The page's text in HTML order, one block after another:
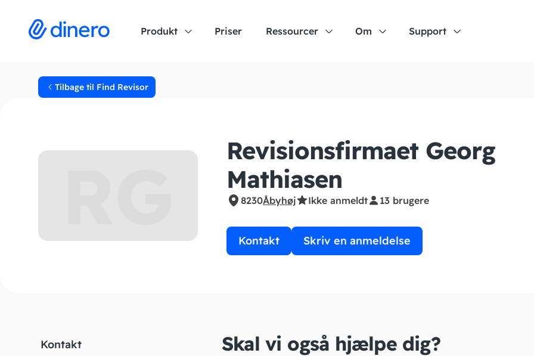
Produkt Priser Ressourcer Om Support
Tilbage til Find Revisor
Revisionsfirmaet Georg
Mathiasen
8230Åbyhøj Ikke anmeldt 13 brugere
Kontakt Skriv en anmeldelse
Kontakt Skal vi også hjælpe dig?